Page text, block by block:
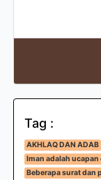
Tag :
AKHLAQ DAN ADAB
Iman adalah
Beberapa surat dan